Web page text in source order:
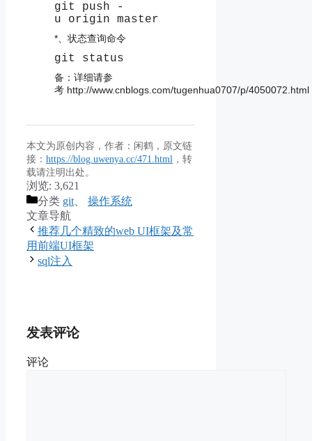
git push -
u origin master
*、状态查询命令
git status
备：详细请参
考 http://www.cnblogs.com/tugenhua0707/p/4050072.html
本文为原创内容，作者：闲鹤，原文链
接： https://blog.uwenya.cc/471.html ，转
载请注明出处。
浏览: 3,621
分类 git
操作系统
文章导航
推荐几个精致的web UI框架及常
用前端UI框架
sql注入
发表评论
评论